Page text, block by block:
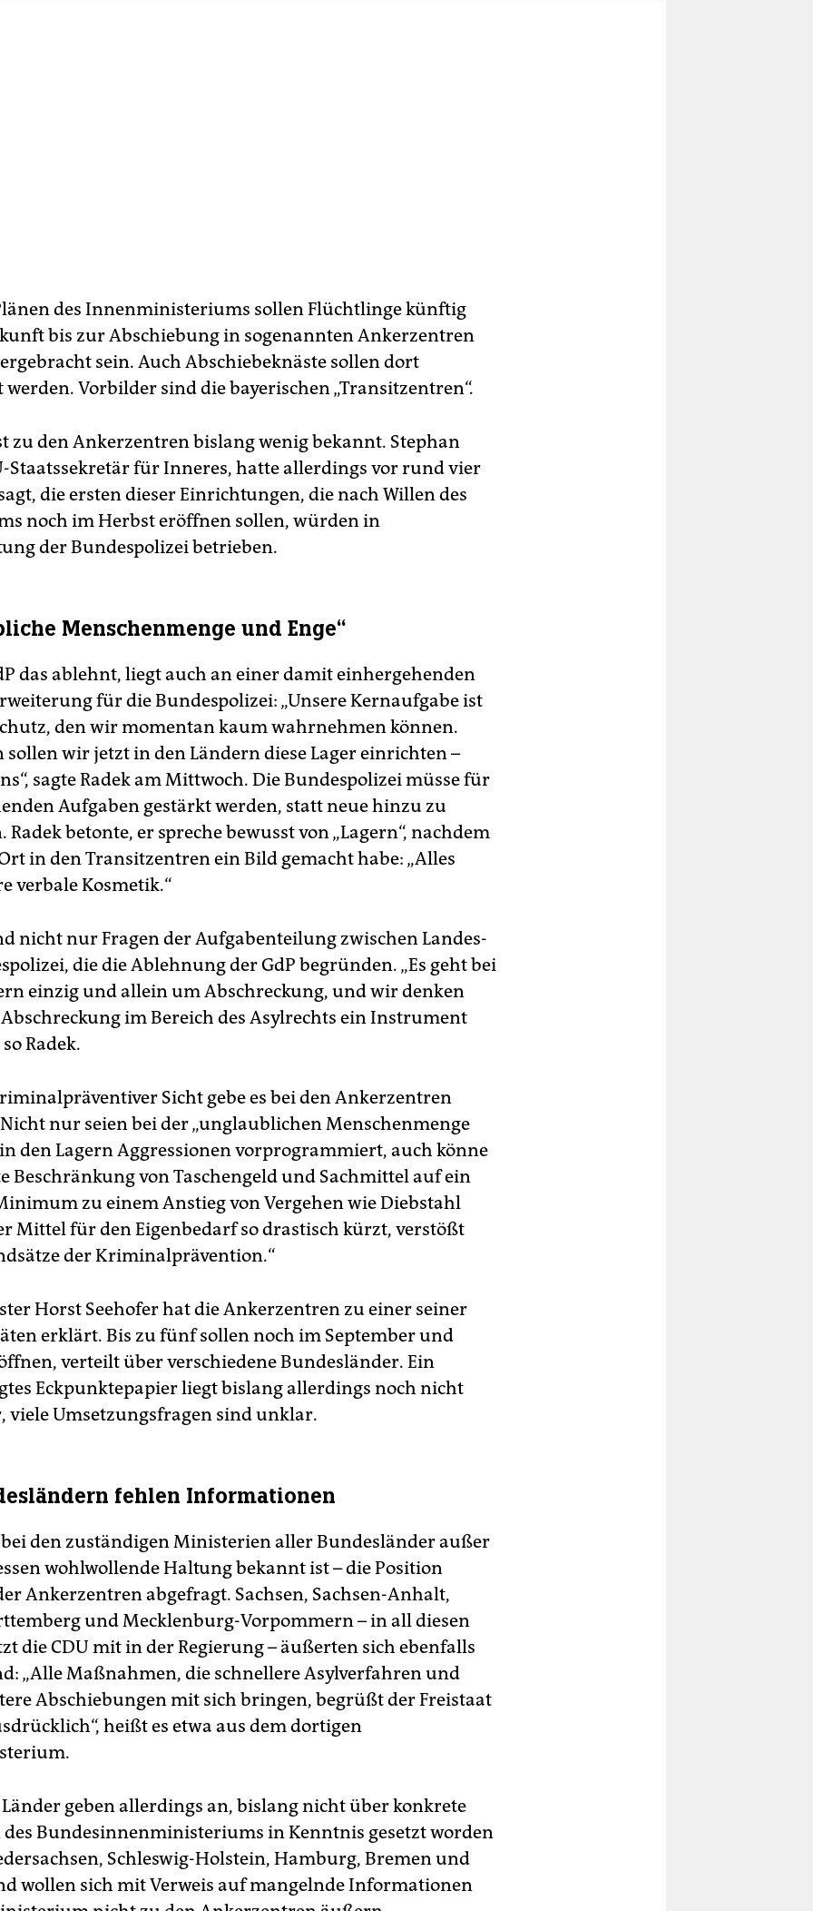
des Innenministeriums sollen Flüchtlinge künftig
bis zur Abschiebung in sogenannten Ankerzentren
sein. Auch Abschiebeknäste sollen dort
werden. Vorbilder sind die bayerischen „Transitzentren“.
zu den Ankerzentren bislang wenig bekannt. Stephan
Staatssekretär für Inneres, hatte allerdings vor rund vier
die ersten dieser Einrichtungen, die nach Willen des
noch im Herbst eröffnen sollen, würden in
der Bundespolizei betrieben.
Menschenmenge und Enge“
das ablehnt, liegt auch an einer damit einhergehenden
für die Bundespolizei: „Unsere Kernaufgabe ist
den wir momentan kaum wahrnehmen können.
sollen wir jetzt in den Ländern diese Lager einrichten –
sagte Radek am Mittwoch. Die Bundespolizei müsse für
Aufgaben gestärkt werden, statt neue hinzu zu
Radek betonte, er spreche bewusst von „Lagern“, nachdem
in den Transitzentren ein Bild gemacht habe: „Alles
verbale Kosmetik.“
nicht nur Fragen der Aufgabenteilung zwischen Landes-
die die Ablehnung der GdP begründen. „Es geht bei
einzig und allein um Abschreckung, und wir denken
im Bereich des Asylrechts ein Instrument
Radek.
Sicht gebe es bei den Ankerzentren
nur seien bei der „unglaublichen Menschenmenge
den Lagern Aggressionen vorprogrammiert, auch könne
Beschränkung von Taschengeld und Sachmittel auf ein
zu einem Anstieg von Vergehen wie Diebstahl
Mittel für den Eigenbedarf so drastisch kürzt, verstößt
der Kriminalprävention.“
Horst Seehofer hat die Ankerzentren zu einer seiner
erklärt. Bis zu fünf sollen noch im September und
verteilt über verschiedene Bundesländer. Ein
Eckpunktepapier liegt bislang allerdings noch nicht
viele Umsetzungsfragen sind unklar.
fehlen Informationen
den zuständigen Ministerien aller Bundesländer außer
wohlwollende Haltung bekannt ist – die Position
Ankerzentren abgefragt. Sachsen, Sachsen-Anhalt,
und Mecklenburg-Vorpommern – in all diesen
die CDU mit in der Regierung – äußerten sich ebenfalls
„Alle Maßnahmen, die schnellere Asylverfahren und
Abschiebungen mit sich bringen, begrüßt der Freistaat
heißt es etwa aus dem dortigen
Länder geben allerdings an, bislang nicht über konkrete
Bundesinnenministeriums in Kenntnis gesetzt worden
Schleswig-Holstein, Hamburg, Bremen und
wollen sich mit Verweis auf mangelnde Informationen